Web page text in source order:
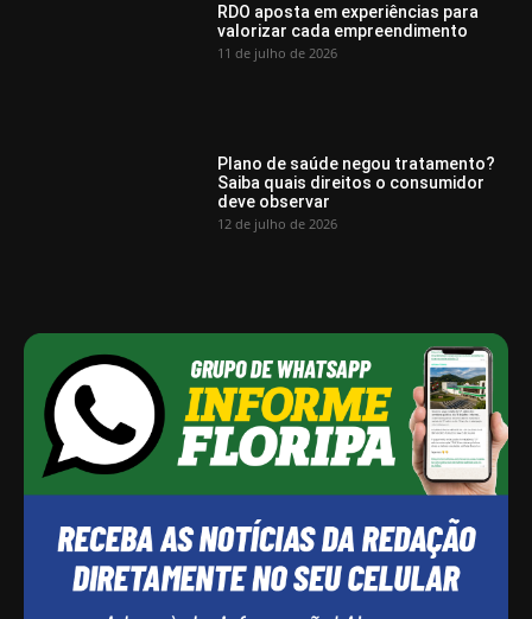
RDO aposta em experiências para
valorizar cada empreendimento
11 de julho de 2026
Plano de saúde negou tratamento?
Saiba quais direitos o consumidor
deve observar
12 de julho de 2026